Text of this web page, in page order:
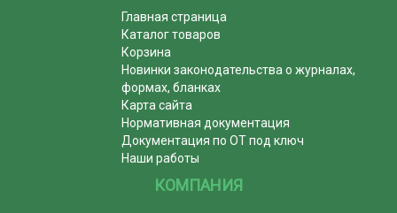
Главная страница
Каталог товаров
Корзина
Новинки законодательства о журналах,
формах, бланках
Карта сайта
Нормативная документация
Документация по ОТ под ключ
Наши работы
КОМПАНИЯ